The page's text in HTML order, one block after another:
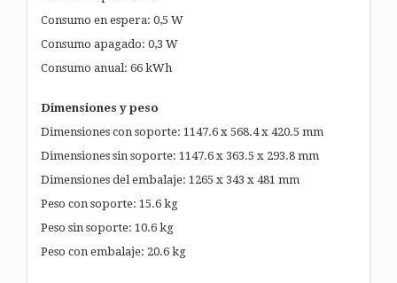
Consumo en espera: 0,5 W
Consumo apagado: 0,3 W
Consumo anual: 66 kWh
Dimensiones y peso
Dimensiones con soporte: 1147.6 x 568.4 x 420.5 mm
Dimensiones sin soporte: 1147.6 x 363.5 x 293.8 mm
Dimensiones del embalaje: 1265 x 343 x 481 mm
Peso con soporte: 15.6 kg
Peso sin soporte: 10.6 kg
Peso con embalaje: 20.6 kg